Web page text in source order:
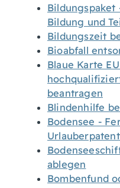
Bildung und
Bildungszeit
Bioabfall
Blaue Karte
beantragen
Blindenhilfe
Bodensee -
ablegen
Bombenfund